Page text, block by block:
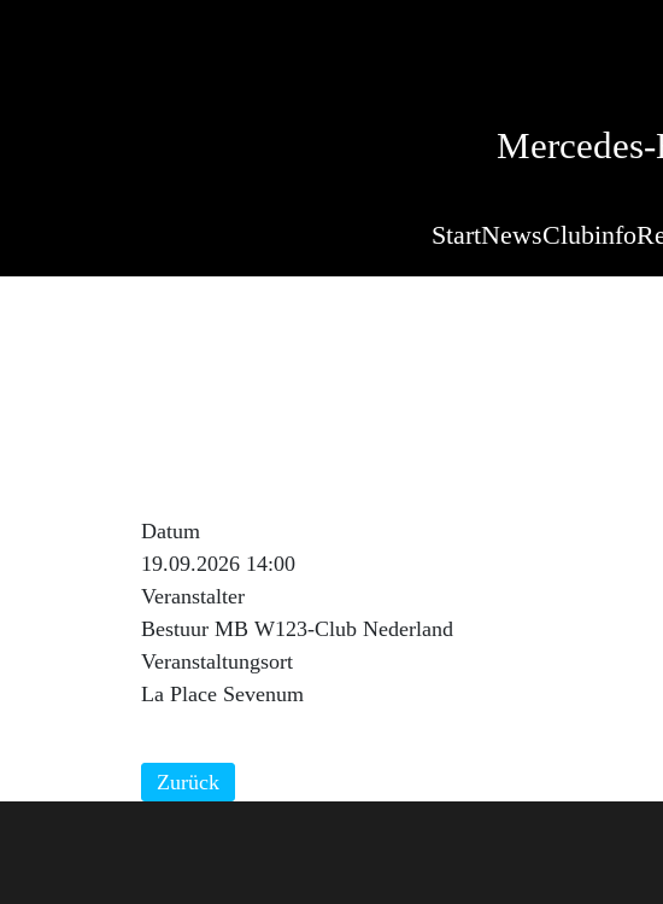
StartNewsClubinfo
Datum
19.09.2026 14:00
Veranstalter
Bestuur MB W123-Club Nederland
Veranstaltungsort
La Place Sevenum
Zurück